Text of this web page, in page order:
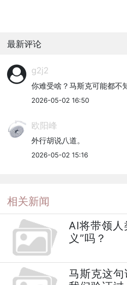
最新评论
g2j2
你难受啥？马斯克可能都不
2026-05-02 16:50
欧阳峰
外行胡说八道。
2026-05-02 15:16
相关新闻
AI将带领人
义”吗？
马斯克这